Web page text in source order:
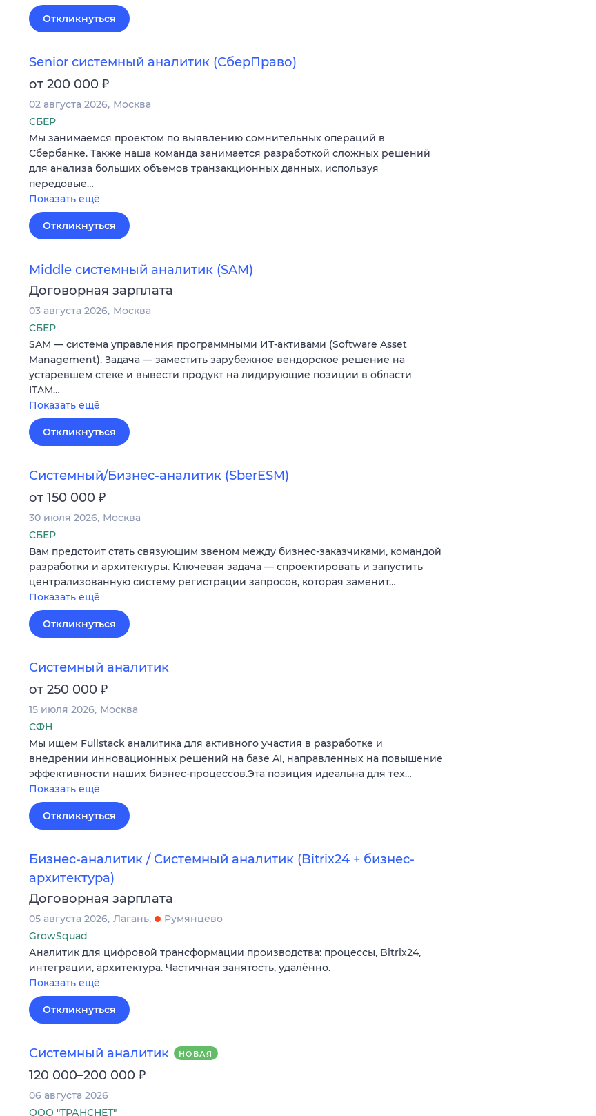
Откликнуться
Senior системный аналитик (СберПраво)
от 200 000 ₽
02 августа 2026 Москва
СБЕР
Мы занимаемся проектом по выявлению сомнительных операций в
Сбербанке. Также наша команда занимается разработкой сложных решений
для анализа больших объемов транзакционных данных, используя
передовые…
Показать ещё
Откликнуться
Middle системный аналитик (SAM)
Договорная зарплата
03 августа 2026 Москва
СБЕР
SAM — система управления программными ИТ-активами (Software Asset
Management). Задача — заместить зарубежное вендорское решение на
устаревшем стеке и вывести продукт на лидирующие позиции в области
ITAM…
Показать ещё
Откликнуться
Системный/Бизнес-аналитик (SberESM)
от 150 000 ₽
30 июля 2026 Москва
СБЕР
Вам предстоит стать связующим звеном между бизнес-заказчиками, командой
разработки и архитектуры. Ключевая задача — спроектировать и запустить
централизованную систему регистрации запросов, которая заменит…
Показать ещё
Откликнуться
Системный аналитик
от 250 000 ₽
15 июля 2026 Москва
СФН
Мы ищем Fullstack аналитика для активного участия в разработке и
внедрении инновационных решений на базе AI, направленных на повышение
эффективности наших бизнес-процессов.Эта позиция идеальна для тех…
Показать ещё
Откликнуться
Бизнес-аналитик / Системный аналитик (Bitrix24 + бизнес-
архитектура)
Договорная зарплата
05 августа 2026 Лагань
Румянцево
GrowSquad
Аналитик для цифровой трансформации производства: процессы, Bitrix24,
интеграции, архитектура. Частичная занятость, удалённо.
Показать ещё
Откликнуться
Системный аналитик НОВАЯ
120 000–200 000 ₽
06 августа 2026
ООО "ТРАНСНЕТ"